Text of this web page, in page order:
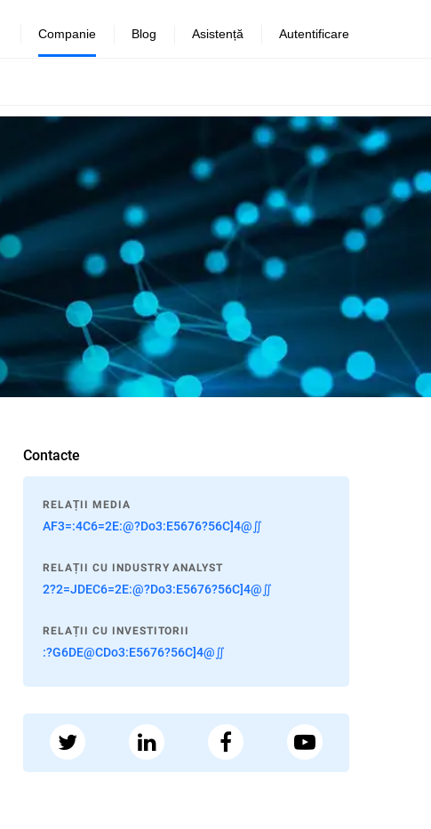
Companie Blog Asistență Autentificare
Contacte
RELAȚII MEDIA
AF3=:4C6=2E:@?Do3:E5676?56C]4@∬
RELAȚII CU INDUSTRY ANALYST
2?2=JDEC6=2E:@?Do3:E5676?56C]4@∬
RELAȚII CU INVESTITORII
:?G6DE@CDo3:E5676?56C]4@∬